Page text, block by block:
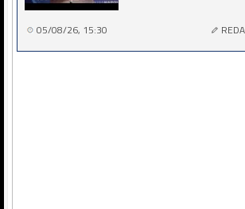
05/08/26, 15:30